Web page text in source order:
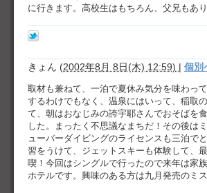
に行きます。高校生はもちろん、父兄もあ
きょん (2002年8月 8日(木) 12:59) | 個別
取材も兼ねて、一泊で夏休み気分を味わっ
するわけでもなく、温泉にはいって、稲取
て、朝はおなじみの誇宇耶さんでおそばを
した。まったく不思議なまちだ！その後は
ューバーダイビングのライセンスも三泊で
習をうけて、ジェットスキーも体験して、
喫！今回はシングルで行ったので来年は家
ホテルです。興味のある方は九月発売のミ